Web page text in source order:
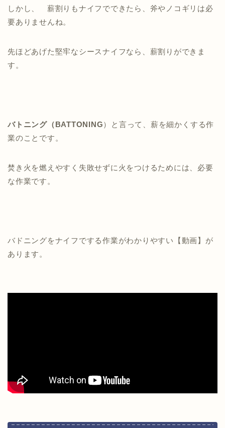
しかし、 薪割りもナイフでできたら、斧やノコギリは必
要ありませんね。
先ほどあげた堅牢なシースナイフなら、薪割りができま
す。
バトニング（BATTONING）と言って、薪を細かくする作
業のことです。
焚き火を燃えやすく失敗せずに火をつけるためには、必要
な作業です。
バドニングをナイフでする作業がわかりやすい【動画】が
あります。